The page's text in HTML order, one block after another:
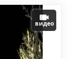
видео